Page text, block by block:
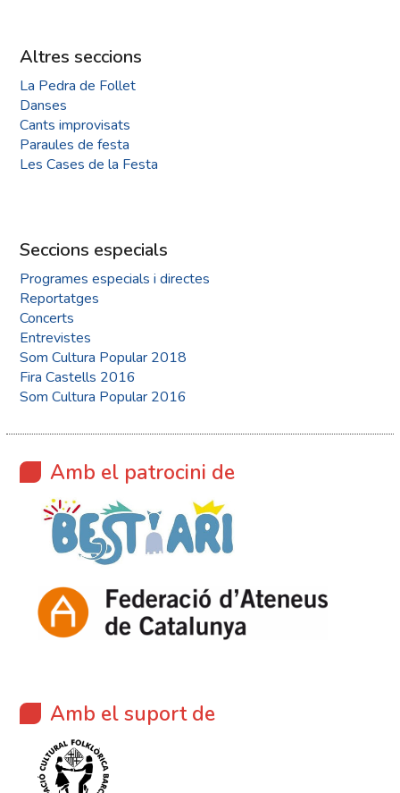
Altres seccions
La Pedra de Follet
Danses
Cants improvisats
Paraules de festa
Les Cases de la Festa
Seccions especials
Programes especials i directes
Reportatges
Concerts
Entrevistes
Som Cultura Popular 2018
Fira Castells 2016
Som Cultura Popular 2016
Amb el patrocini de
Amb el suport de